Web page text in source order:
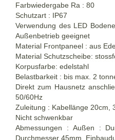
Farbwiedergabe Ra : 80
Schutzart : IP67
Verwendung des LED
Außenbetrieb geeignet
Material Frontpaneel : aus
Material Schutzscheibe:
Korpusfarbe: edelstahl
Belastbarkeit : bis max. 2
Direkt zum Hausnetz
50/60Hz
Zuleitung : Kabellänge 20cm,
Nicht schwenkbar
Abmessungen : Außen :
Durchmesser 45mm,